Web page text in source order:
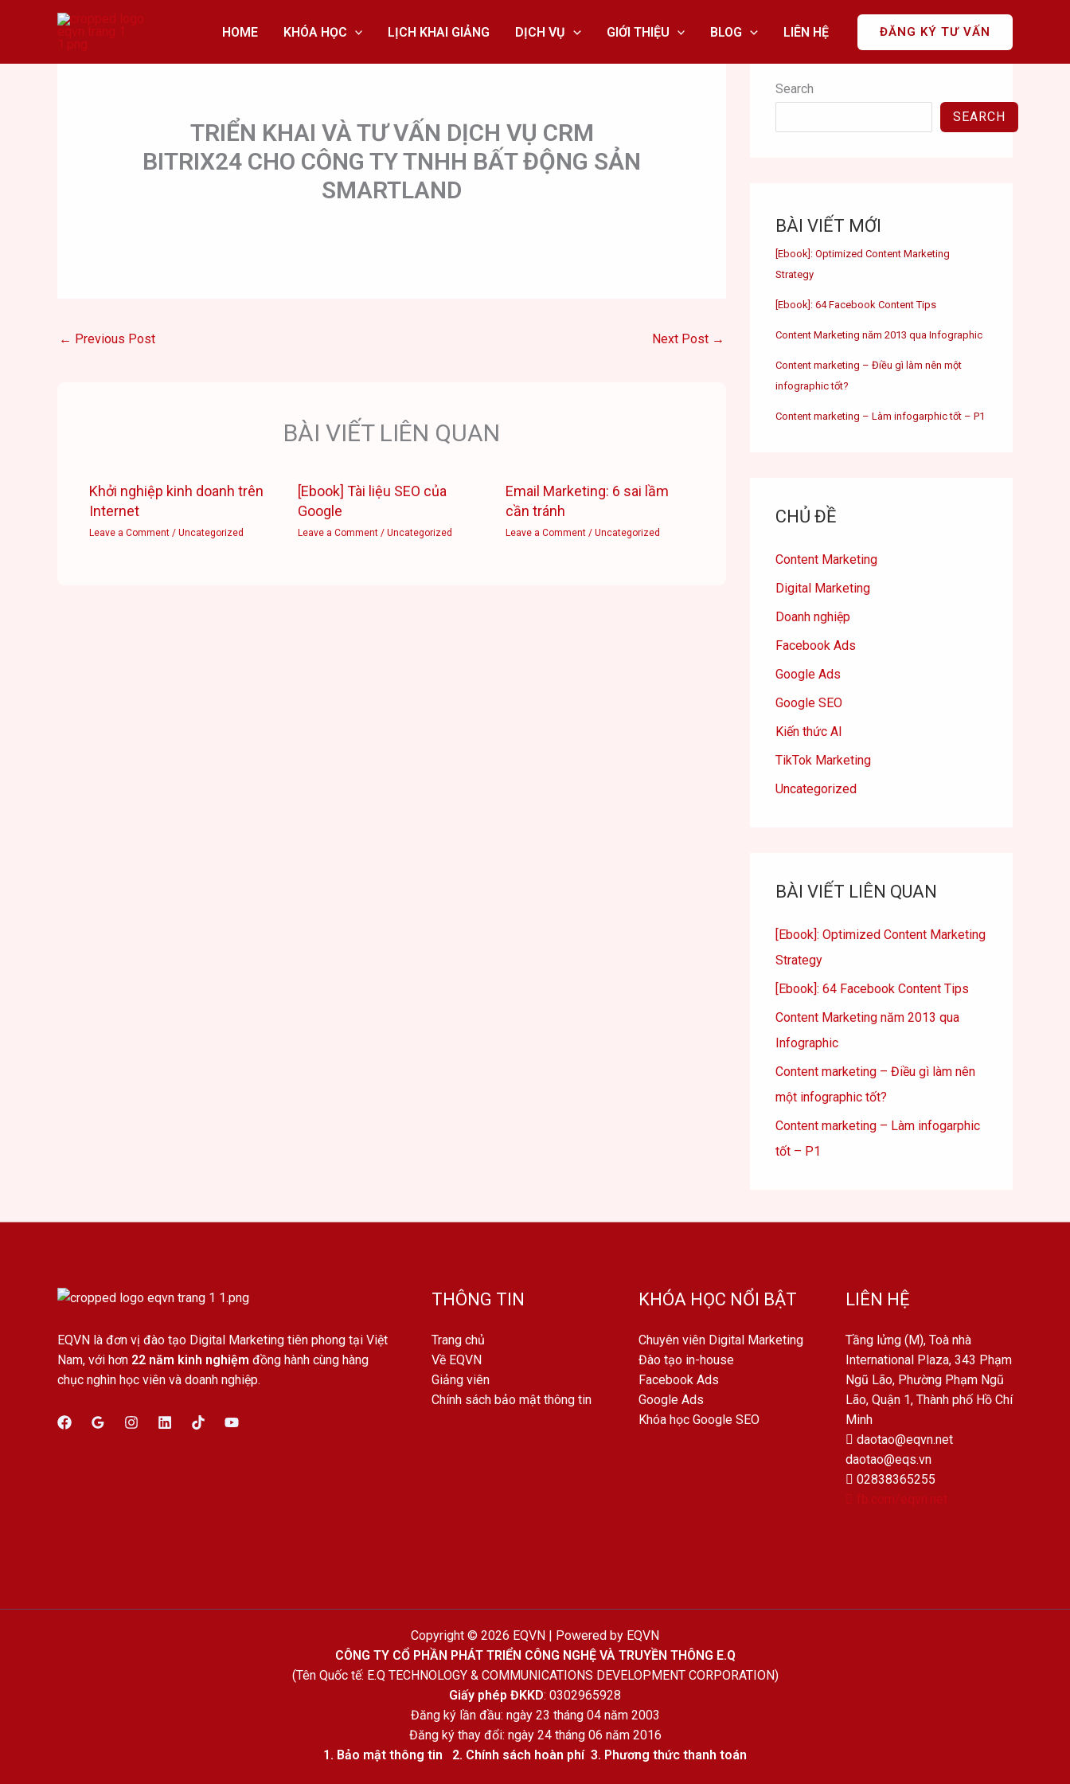
HOME KHÓA HỌC LỊCH KHAI GIẢNG DỊCH VỤ GIỚI THIỆU BLOG LIÊN HỆ ĐĂNG KÝ TƯ VẤN
TRIỂN KHAI VÀ TƯ VẤN DỊCH VỤ CRM
BITRIX24 CHO CÔNG TY TNHH BẤT ĐỘNG SẢN
SMARTLAND
← Previous Post Next Post →
BÀI VIẾT LIÊN QUAN
Khởi nghiệp kinh doanh trên
Internet
Leave a Comment / Uncategorized
[Ebook] Tài liệu SEO của
Google
Leave a Comment / Uncategorized
Email Marketing: 6 sai lầm
cần tránh
Leave a Comment /Uncategorized
Search
SEARCH
BÀI VIẾT MỚI
[Ebook]: Optimized Content Marketing
Strategy
[Ebook]: 64 Facebook Content Tips
Content Marketing năm 2013 qua Infographic
Content marketing – Điều gì làm nên một
infographic tốt?
Content marketing – Làm infogarphic tốt – P1
CHỦ ĐỀ
Content Marketing
Digital Marketing
Doanh nghiệp
Facebook Ads
Google Ads
Google SEO
Kiến thức AI
TikTok Marketing
Uncategorized
BÀI VIẾT LIÊN QUAN
[Ebook]: Optimized Content Marketing
Strategy
[Ebook]: 64 Facebook Content Tips
Content Marketing năm 2013 qua
Infographic
Content marketing – Điều gì làm nên
một infographic tốt?
Content marketing – Làm infogarphic
tốt – P1
EQVN là đơn vị đào tạo Digital Marketing tiên phong tại Việt
Nam, với hơn 22 năm kinh nghiệm đồng hành cùng hàng
chục nghìn học viên và doanh nghiệp.
THÔNG TIN
Trang chủ
Về EQVN
Giảng viên
Chính sách bảo mật thông tin
KHÓA HỌC NỔI BẬT
Chuyên viên Digital Marketing
Đào tạo in-house
Facebook Ads
Google Ads
Khóa học Google SEO
LIÊN HỆ
Tầng lửng (M), Toà nhà
International Plaza, 343 Phạm
Ngũ Lão, Phường Phạm Ngũ
Lão, Quận 1, Thành phố Hồ Chí
Minh
daotao@eqvn.net
daotao@eqs.vn
02838365255
fb.com/eqvn.net
Copyright © 2026 EQVN | Powered by EQVN
CÔNG TY CỔ PHẦN PHÁT TRIỂN CÔNG NGHỆ VÀ TRUYỀN THÔNG E.Q
(Tên Quốc tế: E.Q TECHNOLOGY & COMMUNICATIONS DEVELOPMENT CORPORATION)
Giấy phép ĐKKD: 0302965928
Đăng ký lần đầu: ngày 23 tháng 04 năm 2003
Đăng ký thay đổi: ngày 24 tháng 06 năm 2016
1. Bảo mật thông tin 2. Chính sách hoàn phí3. Phương thức thanh toán